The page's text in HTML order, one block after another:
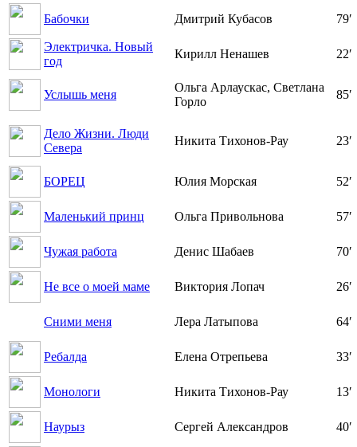
Бабочки Дмитрий Кубасов 79′
Электричка. Новый
год
Кирилл Ненашев 22′
Услышь меня
Ольга Арлаускас, Светлана
Горло
85′
Дело Жизни. Люди
Севера
Никита Тихонов-Рау 23′
БОРЕЦ Юлия Морская 52′
Маленький принц Ольга Привольнова 57′
Чужая работа Денис Шабаев 70′
Не все о моей маме Виктория Лопач 26′
Сними меня Лера Латыпова 64′
Ребалда Елена Отрепьева 33′
Монологи Никита Тихонов-Рау 13′
Наурыз Сергей Александров 40′